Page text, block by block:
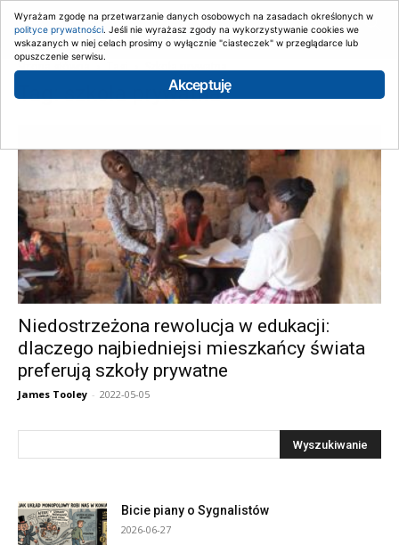
Strona główna
Tag: szkoła prywatna
Niedostrzeżona rewolucja w edukacji:
dlaczego najbiedniejsi mieszkańcy świata
preferują szkoły prywatne
James Tooley - 2022-05-05
Bicie piany o Sygnalistów
2026-06-27
Wyrażam zgodę na przetwarzanie danych osobowych na zasadach określonych w
polityce prywatności. Jeśli nie wyrażasz zgody na wykorzystywanie cookies we
wskazanych w niej celach prosimy o wyłącznie "ciasteczek" w przeglądarce lub
opuszczenie serwisu.
Akceptuję